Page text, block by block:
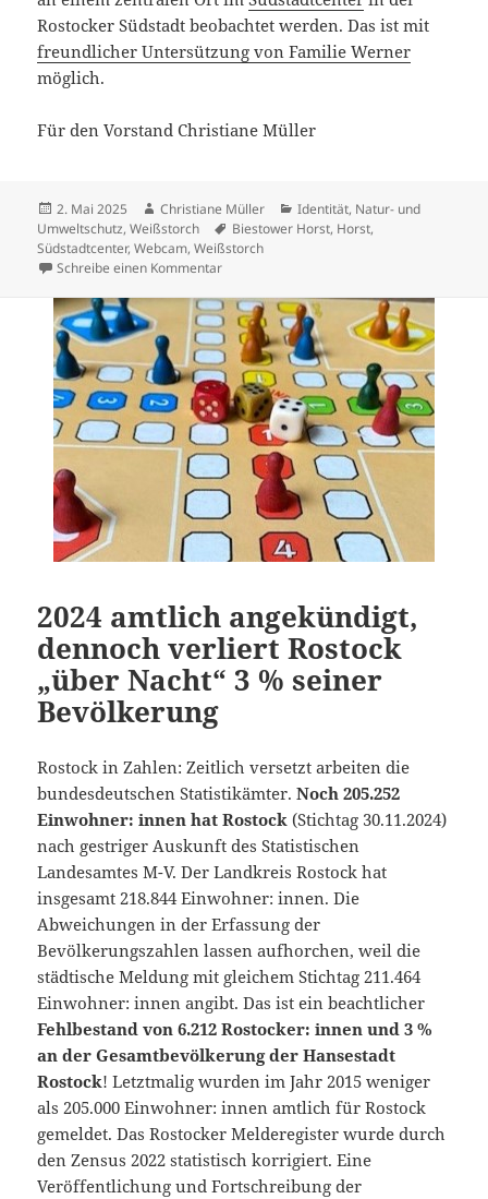
Rostocker Südstadt beobachtet werden. Das ist mit
freundlicher Untersützung von Familie Werner
möglich.
Für den Vorstand Christiane Müller
Veröffentlicht
am
2. Mai 2025 Autor
Christiane Müller Kategorien
Identität, Natur- und
Umweltschutz,Weißstorch Schlagwörter
Biestower Horst, Horst,
Südstadtcenter,Webcam,Weißstorch
Schreibe einen Kommentarzu Biestower Weißstorch wieder im
2024 amtlich angekündigt,
dennoch verliert Rostock
„über Nacht“ 3 % seiner
Bevölkerung
Rostock in Zahlen: Zeitlich versetzt arbeiten die
bundesdeutschen Statistikämter.Noch 205.252
Einwohner: innen hat Rostock(Stichtag 30.11.2024)
nach gestriger Auskunft des Statistischen
Landesamtes M-V. Der Landkreis Rostock hat
insgesamt 218.844 Einwohner: innen. Die
Abweichungen in der Erfassung der
Bevölkerungszahlen lassen aufhorchen, weil die
städtische Meldung mit gleichem Stichtag 211.464
Einwohner: innen angibt. Das ist ein beachtlicher
Fehlbestand von 6.212 Rostocker: innen und 3 %
an der Gesamtbevölkerung der Hansestadt
Rostock! Letztmalig wurden im Jahr 2015 weniger
als 205.000 Einwohner: innen amtlich für Rostock
gemeldet. Das Rostocker Melderegister wurde durch
den Zensus 2022 statistisch korrigiert. Eine
Veröffentlichung und Fortschreibung der